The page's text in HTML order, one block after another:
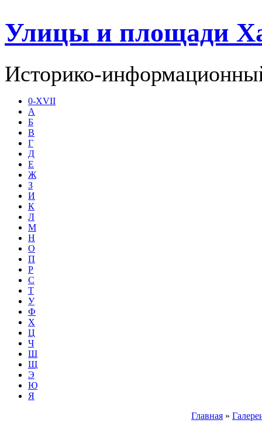
Улицы и площади
Историко-
0-XVII
А
Б
В
Г
Д
Е
Ж
З
И
К
Л
М
Н
О
П
Р
С
Т
У
Ф
Х
Ц
Ч
Ш
Щ
Э
Ю
Я
Главная »